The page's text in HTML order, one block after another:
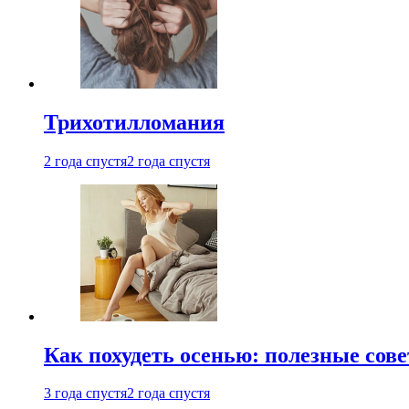
Трихотилломания
2 года спустя2 года спустя
Как похудеть осенью: полезные
3 года спустя2 года спустя